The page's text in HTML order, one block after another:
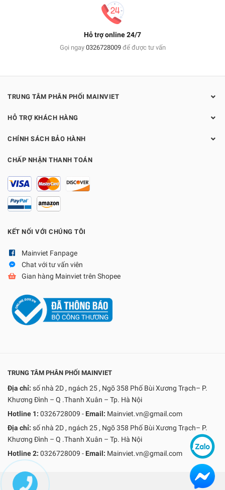
Hỗ trợ online 24/7
Gọi ngay 0326728009để được tư vấn
TRUNG TÂM PHÂN PHỐI MAINVIET
HỖ TRỢ KHÁCH HÀNG
CHÍNH SÁCH BẢO HÀNH
CHẤP NHẬN THANH TOÁN
KẾT NỐI VỚI CHÚNG TÔI
Mainviet Fanpage
Chat với tư vấn viên
Gian hàng Mainviet trên Shopee
TRUNG TÂM PHÂN PHỐI MAINVIET
Địa chỉ: số nhà 2D , ngách 25 , Ngõ 358 Phố Bùi Xương Trạch– P.
Khương Đình – Q .Thanh Xuân – Tp. Hà Nội
Hotline 1: 0326728009 - Email: Mainviet.vn@gmail.com
Địa chỉ: số nhà 2D , ngách 25 , Ngõ 358 Phố Bùi Xương Trạch– P.
Khương Đình – Q .Thanh Xuân – Tp. Hà Nội
Hotline 2: 0326728009 - Email: Mainviet.vn@gmail.com